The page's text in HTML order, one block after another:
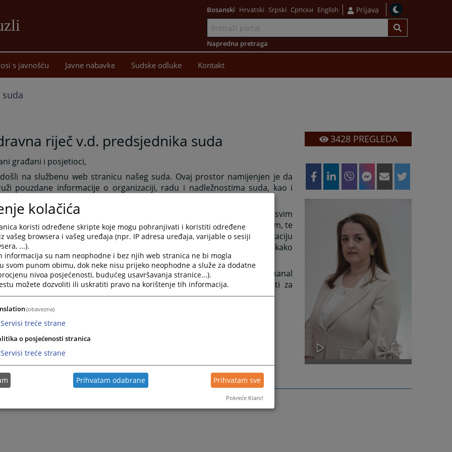
sadržaj
Bosanski Hrvatski Srpski Српски English Prijava
Napredna pretraga
s javnošću Javne nabavke Sudske odluke Kontakt
riječ v.d. predsjednika suda
građani i posjetioci,
na službenu web stranicu našeg suda. Ovaj prostor namijenjen je da
pouzdane informacije o organizaciji, radu i nadležnostima suda, kao i
misija je da osiguramo zakonitost, nepristrasnost i efikasnost u svim
Sud je temelj pravne sigurnosti i povjerenja građana u pravni sistem, te
zalažemo za profesionalan rad, transparentnost i modernizaciju
Poseban akcenat stavljamo na digitalizaciju i dostupnost informacija, kako
bila bliža svakom pojedincu.
vas da ovu stranicu koristite kao pouzdan izvor informacija i kanal
sa sudom. Vaše povjerenje i saradnja su od izuzetne važnosti za
prava i izgradnju društva zasnovanog na pravnoj sigurnosti.
Općinskog suda u Tuzli
Armina Sinanović
3428PREGLEDA
kolačića
koristi određene skripte koje mogu pohranjivati i koristiti određene
vašeg browsera i vašeg uređaja (npr. IP adresa uređaja, varijable o sesiji
...).
informacija su nam neophodne i bez njih web stranica ne bi mogla
svom punom obimu, dok neke nisu prijeko neophodne a služe za dodatne
nivoa posjećenosti, budućeg usavršavanja stranice...).
možete dozvoliti ili uskratiti pravo na korištenje tih informacija.
(obavezna)
Servisi treće strane
o posjećenosti stranica
Servisi treće strane
Prihvatam odabrane Prihvatam sve
Pokreće Klaro!